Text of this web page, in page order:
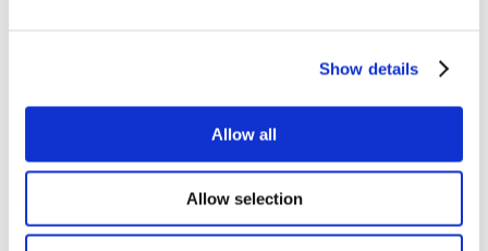
Show details
Allow all
Allow selection
Творческий вечер
Наше спецпредложение
Применить